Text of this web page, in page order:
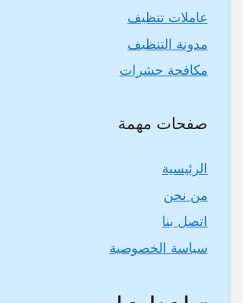
عاملات تنظيف
مدونة التنظيف
مكافحة حشرات
صفحات مهمة
الرئيسية
من نحن
اتصل بنا
سياسة الخصوصية